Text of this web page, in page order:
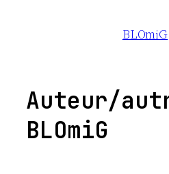
BLOmiG
Auteur/
BLOmiG